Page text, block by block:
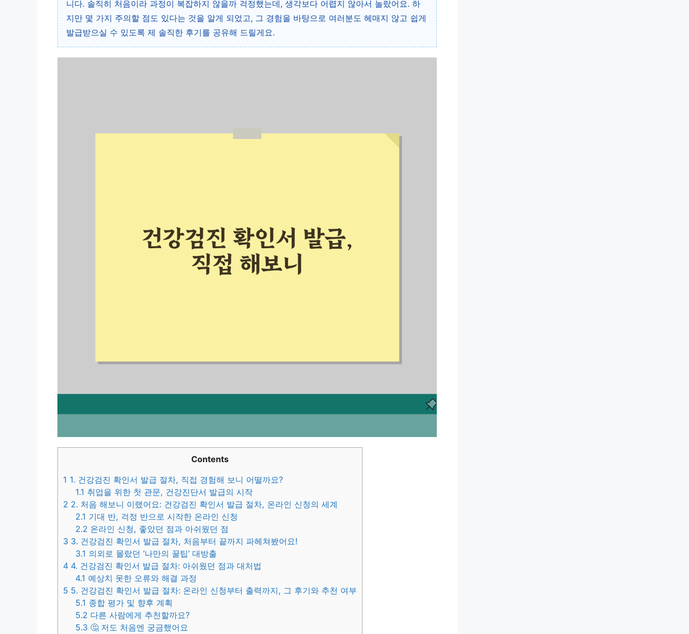
니다. 솔직히 처음이라 과정이 복잡하지 않을까 걱정했는데, 생각보다 어렵지 않아서 놀랐어요. 하
지만 몇 가지 주의할 점도 있다는 것을 알게 되었고, 그 경험을 바탕으로 여러분도 헤매지 않고 쉽게
발급받으실 수 있도록 제 솔직한 후기를 공유해 드릴게요.
Contents
1 1. 건강검진 확인서 발급 절차, 직접 경험해 보니 어떨까요?
1.1 취업을 위한 첫 관문, 건강진단서 발급의 시작
2 2. 처음 해보니 이랬어요: 건강검진 확인서 발급 절차, 온라인 신청의 세계
2.1 기대 반, 걱정 반으로 시작한 온라인 신청
2.2 온라인 신청, 좋았던 점과 아쉬웠던 점
3 3. 건강검진 확인서 발급 절차, 처음부터 끝까지 파헤쳐봤어요!
3.1 의외로 몰랐던 ‘나만의 꿀팁’ 대방출
4 4. 건강검진 확인서 발급 절차: 아쉬웠던 점과 대처법
4.1 예상치 못한 오류와 해결 과정
5 5. 건강검진 확인서 발급 절차: 온라인 신청부터 출력까지, 그 후기와 추천 여부
5.1 종합 평가 및 향후 계획
5.2 다른 사람에게 추천할까요?
5.3 🤔 저도 처음엔 궁금했어요